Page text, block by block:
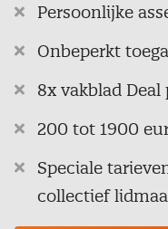
Persoonlijke
Onbeperkt
8x vakblad Deal
200 tot 1900
Speciale
collectief